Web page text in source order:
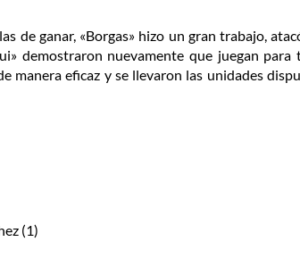
de ganar, «Borgas» hizo un gran trabajo,
demostraron nuevamente que juegan para
manera eficaz y se llevaron las unidades
(1)